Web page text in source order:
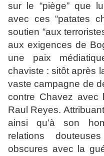
sur le “piège” que
avec ces “patates
soutien “aux
aux exigences de
une paix
chaviste : sitôt après
vaste campagne de
contre Chavez avec
Raul Reyes.
ainsi qu’à son
relations
obscures avec la